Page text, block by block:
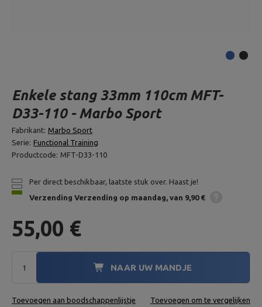
Enkele stang 33mm 110cm MFT-
D33-110 - Marbo Sport
Fabrikant: Marbo Sport
Serie: Functional Training
Productcode: MFT-D33-110
Per direct beschikbaar, laatste stuk over. Haast je!
Verzending Verzending op maandag van 9,90 €
55,00 €
NAAR UW MANDJE
Toevoegen aan boodschappenlijstje Toevoegen om te vergelijken